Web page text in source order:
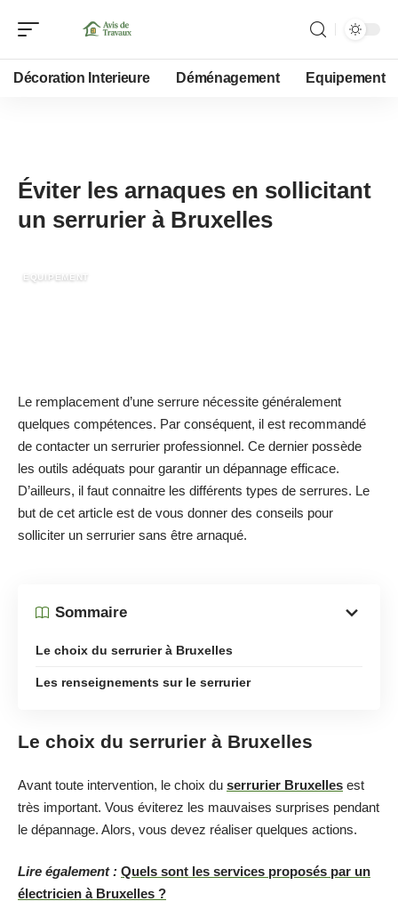
Décoration Interieure Déménagement Equipement
Éviter les arnaques en sollicitant
un serrurier à Bruxelles
EQUIPEMENT
Le remplacement d’une serrure nécessite généralement
quelques compétences. Par conséquent, il est recommandé
de contacter un serrurier professionnel. Ce dernier possède
les outils adéquats pour garantir un dépannage efficace.
D’ailleurs, il faut connaitre les différents types de serrures. Le
but de cet article est de vous donner des conseils pour
solliciter un serrurier sans être arnaqué.
Sommaire
Le choix du serrurier à Bruxelles
Les renseignements sur le serrurier
Le choix du serrurier à Bruxelles
Avant toute intervention, le choix du serrurier Bruxelles est
très important. Vous éviterez les mauvaises surprises pendant
le dépannage. Alors, vous devez réaliser quelques actions.
Lire également : Quels sont les services proposés par un
électricien à Bruxelles ?